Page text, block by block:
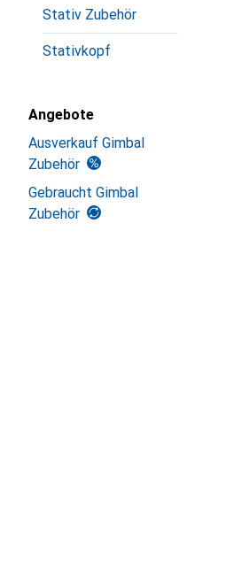
Stativ Zubehör
Stativkopf
Angebote
Ausverkauf Gimbal
Zubehör
Gebraucht Gimbal
Zubehör